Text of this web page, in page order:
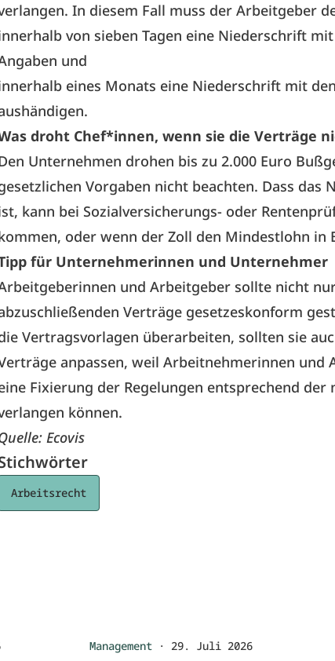
In diesem Fall muss der Arbeitgeber
von sieben Tagen eine Niederschrift
und
eines Monats eine Niederschrift mit
droht Chef*innen, wenn sie die Verträge
Unternehmen drohen bis zu 2.000 Euro
Vorgaben nicht beachten. Dass das
kann bei Sozialversicherungs- oder
oder wenn der Zoll den Mindestlohn
für Unternehmerinnen und Unternehmer
und Arbeitgeber sollte nicht
Verträge gesetzeskonform
Vertragsvorlagen überarbeiten, sollten sie
anpassen, weil Arbeitnehmerinnen und
Fixierung der Regelungen entsprechend der
können.
Ecovis
Arbeitsrecht
Management · 29. Juli 2026